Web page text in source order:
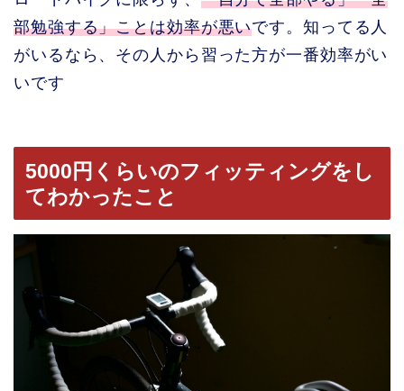
部勉強する」ことは効率が悪いです。知ってる人
がいるなら、その人から習った方が一番効率がい
いです
5000円くらいのフィッティングをし
てわかったこと